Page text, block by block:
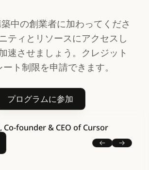
中の創業者に加わってくださ
ティとリソースにアクセスし
速させましょう。クレジット
ート制限を申請できます。
プログラムに参加
プログラムに参加
Co-founder & CEO of Cursor
む
前 Next